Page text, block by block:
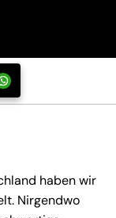
haben wir
Nirgendwo